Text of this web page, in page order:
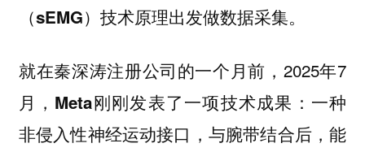
（sEMG）技术原理出发做数据采集。
就在秦深涛注册公司的一个月前，2025年7
月， Meta刚刚发表了一项技术成果：一种
非侵入性神经运动接口，与腕带结合后，能